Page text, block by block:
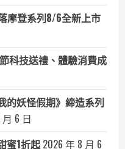
摩登系列8/6全新上市
科技送禮、體驗消費成
的妖怪假期》締造系列
6 日
蜜1折起 2026 年 8 月 6